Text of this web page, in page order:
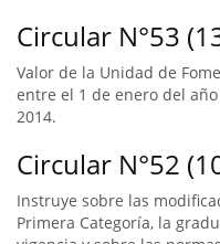
Circular N°53
Valor de la Unidad de
entre el 1 de enero del
2014.
Circular N°52
Instruye sobre las
Primera Categoría, la